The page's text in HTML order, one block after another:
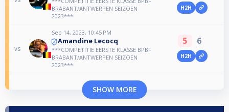
BRABANT/ANTWERPEN SEIZOEN
2023***
H2H
vs
Sep 14, 2023, 10:45 PM
Amandine Lecocq
***COMPETITIE EERSTE KLASSE BPBF
BRABANT/ANTWERPEN SEIZOEN
2023***
5 6
H2H
SHOW MORE